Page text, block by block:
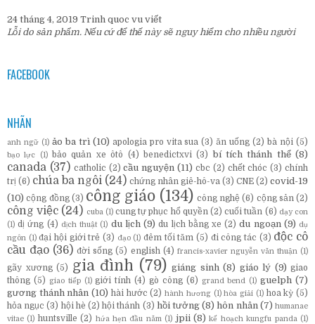
24 tháng 4, 2019 Trinh quoc vu viết
Lỗi do sản phẩm. Nếu cứ để thế này sẽ nguy hiểm cho nhiều người
FACEBOOK
NHÃN
anh ngữ (1) ảo ba trì (10) apologia pro vita sua (3) ăn uống (2) bà nội (5)
bạo lực (1) bảo quản xe ôtô (4) benedictxvi (3) bí tích thánh thể (8)
canada (37) catholic (2) cầu nguyện (11) cbc (2) chết chóc (3) chính
trị (6) chúa ba ngôi (24) chứng nhân giê-hô-va (3) CNE (2) covid-19
(10) cộng đồng (3) công giáo (134) công nghệ (6) cộng sản (2)
công việc (24) cuba (1) cung tự phục hổ quyền (2) cuối tuần (6) dạy con
(1) dị ứng (4) dịch thuật (1) du lịch (9) du lịch bằng xe (2) du ngoạn (9) dụ
ngôn (1) đại hội giới trẻ (3) đạo (1) đêm tối tăm (5) đi công tác (3) độc cô
cầu đạo (36) đời sống (5) english (4) francis-xavier nguyễn văn thuận (1)
gãy xương (5) gia đình (79) giáng sinh (8) giáo lý (9) giao
thông (5) giao tiếp (1) giới tính (4) gò công (6) grand bend (1) guelph (7)
gương thánh nhân (10) hài hước (2) hành hương (1) hòa giải (1) hoa kỳ (5)
hỏa ngục (3) hội hè (2) hội thánh (3) hồi tưởng (8) hôn nhân (7) humanae
vitae (1) huntsville (2) hứa hẹn đầu năm (1) jpii (8) kế hoạch kungfu panda (1)